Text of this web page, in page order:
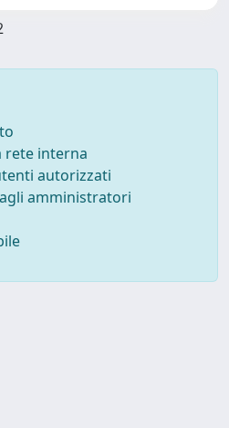
rete interna
autorizzati
amministratori